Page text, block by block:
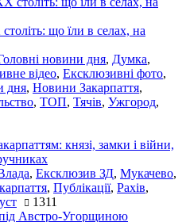
що їли в селах, на
новини дня, Думка,
відео, Ексклюзивні фото,
дня, Новини Закарпаття,
, ТОП, Тячів, Ужгород,
князі, замки і війни,
, Ексклюзив ЗД, Мукачево,
, Публікації, Рахів,
1311